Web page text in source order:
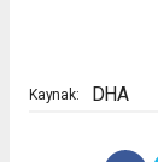
Kaynak: DHA